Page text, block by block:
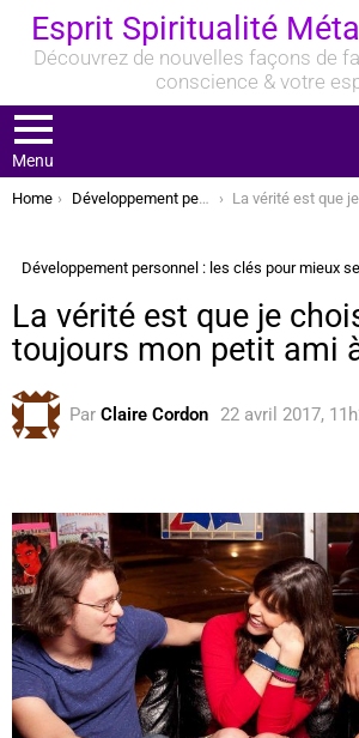
Esprit Spiritualité
Découvrez de nouvelles façons de
conscience & votre
Menu
You are here:
Home Développement personnel : les clés pour mieux se connaître La vérité est que je choisirai toujours mon petit ami à mes amis
Développement personnel : les clés pour mieux
La vérité est que je
toujours mon petit ami
Par Claire Cordon 22 avril 2017,